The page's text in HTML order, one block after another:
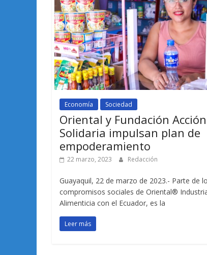
Economía Sociedad
Oriental y Fundación Acción
Solidaria impulsan plan de
empoderamiento
22 marzo, 2023 Redacción
Guayaquil, 22 de marzo de 2023.- Parte de
compromisos sociales de Oriental®
Alimenticia con el Ecuador, es la
Leer más